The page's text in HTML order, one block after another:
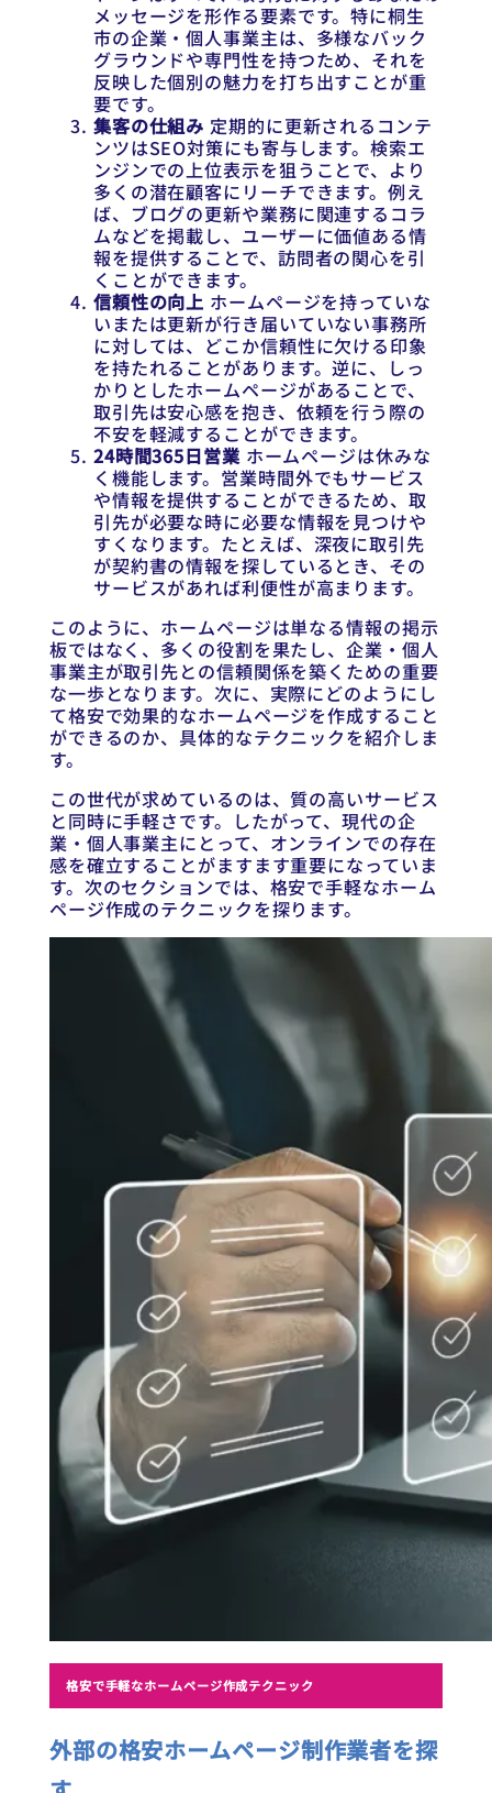
メッセージを形作る要素です。特に桐生
市の企業・個人事業主は、多様なバック
グラウンドや専門性を持つため、それを
反映した個別の魅力を打ち出すことが重
要です。
集客の仕組み 定期的に更新されるコンテ
ンツはSEO対策にも寄与します。検索エ
ンジンでの上位表示を狙うことで、より
多くの潜在顧客にリーチできます。例え
ば、ブログの更新や業務に関連するコラ
ムなどを掲載し、ユーザーに価値ある情
報を提供することで、訪問者の関心を引
くことができます。
信頼性の向上 ホームページを持っていな
いまたは更新が行き届いていない事務所
に対しては、どこか信頼性に欠ける印象
を持たれることがあります。逆に、しっ
かりとしたホームページがあることで、
取引先は安心感を抱き、依頼を行う際の
不安を軽減することができます。
24時間365日営業ホームページは休みな
く機能します。営業時間外でもサービス
や情報を提供することができるため、取
引先が必要な時に必要な情報を見つけや
すくなります。たとえば、深夜に取引先
が契約書の情報を探しているとき、その
サービスがあれば利便性が高まります。
このように、ホームページは単なる情報の掲示
板ではなく、多くの役割を果たし、企業・個人
事業主が取引先との信頼関係を築くための重要
な一歩となります。次に、実際にどのようにし
て格安で効果的なホームページを作成すること
ができるのか、具体的なテクニックを紹介しま
す。
この世代が求めているのは、質の高いサービス
と同時に手軽さです。したがって、現代の企
業・個人事業主にとって、オンラインでの存在
感を確立することがますます重要になっていま
す。次のセクションでは、格安で手軽なホーム
ページ作成のテクニックを探ります。
格安で手軽なホームページ作成テクニック
外部の格安ホームページ制作業者を探